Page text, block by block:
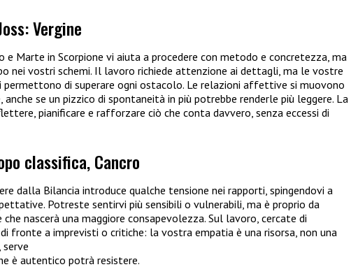
Vergine
e Marte in Scorpione vi aiuta a procedere con metodo e concretezza, ma
nei vostri schemi. Il lavoro richiede attenzione ai dettagli, ma le vostre
permettono di superare ogni ostacolo. Le relazioni affettive si muovono
se un pizzico di spontaneità in più potrebbe renderle più leggere. La
pianificare e rafforzare ciò che conta davvero, senza eccessi di
classifica, Cancro
dalla Bilancia introduce qualche tensione nei rapporti, spingendovi a
Potreste sentirvi più sensibili o vulnerabili, ma è proprio da
nascerà una maggiore consapevolezza. Sul lavoro, cercate di
fronte a imprevisti o critiche: la vostra empatia è una risorsa, non una
serve
è autentico potrà resistere.